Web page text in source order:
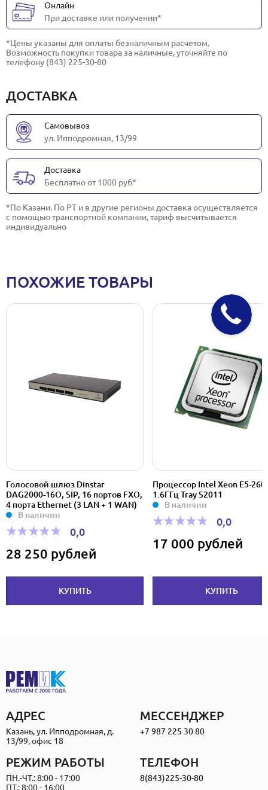
Онлайн
При доставке или получении*
*Цены указаны для оплаты безналичным расчетом.
Возможность покупки товара за наличные, уточняйте по
телефону (843) 225-30-80
ДОСТАВКА
Самовывоз
ул. Ипподромная, 13/99
Доставка
Бесплатно от 1000 руб*
*По Казани. По РТ и в другие регионы доставка осуществляется
с помощью транспортной компании, тариф высчитывается
индивидуально
ПОХОЖИЕ ТОВАРЫ
Процессор Intel Xeon E5-2603V3
1.6ГГц Tray S2011
В наличии
КУПИТЬ
Чехол TARGUS THZ156EU-51,
черный
В наличии
0,0
1 300 рублей
КУПИТЬ
АДРЕС
Казань, ул. Ипподромная, д.
13/99, офис 18
МЕССЕНДЖЕР
+7 987 225 30 80
РЕЖИМ РАБОТЫ
ПН.-ЧТ.: 8:00 - 17:00
ПТ.: 8:00 - 16:00
ТЕЛЕФОН
8(843)225-30-80